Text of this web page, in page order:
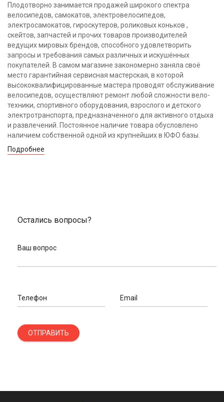
Плодотворно занимается продажей широкого спектра
велосипедов, самокатов, электровелосипедов,
электросамокатов, гироскутеров, роликовых коньков ,
скейтов, запчастей и прочих товаров производителей
ведущих мировых брендов, способного удовлетворить
запросы и требования самых различных и искушённых
покупателей. В самом магазине закономерно заняла своё
место гарантийная сервисная мастерская, в которой
высококвалифицированные мастера проводят обслуживание
велосипедов, осуществляют ремонт любой сложности вело-
техники, спортивного оборудования, взрослого и детского
электротранспорта, предназначенного для активного отдыха
и развлечений. Постоянное наличие товара обусловлено
наличием собственной одной из крупнейших в ЮФО базы.
Подробнее
Остались вопросы?
Ваш вопрос
Телефон Email
ОТПРАВИТЬ